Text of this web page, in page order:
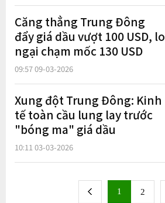
Căng thẳng Trung Đông
đẩy giá dầu vượt 100 USD, lo
ngại chạm mốc 130 USD
09:57 09-03-2026
Xung đột Trung Đông: Kinh
tế toàn cầu lung lay trước
"bóng ma" giá dầu
10:11 03-03-2026
previous 1 2